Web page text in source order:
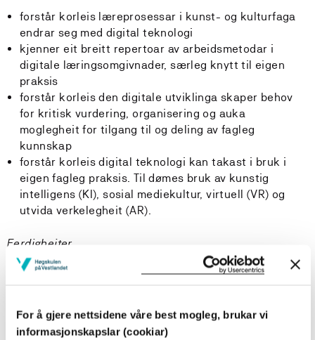
For å gjere nettsidene våre best mogleg, brukar vi
informasjonskapslar (cookiar)
forstår korleis læreprosessar i kunst- og kulturfaga
endrar seg med digital teknologi
kjenner eit breitt repertoar av arbeidsmetodar i
digitale læringsomgivnader, særleg knytt til eigen
praksis
forstår korleis den digitale utviklinga skaper behov
for kritisk vurdering, organisering og auka
moglegheit for tilgang til og deling av fagleg
kunnskap
forstår korleis digital teknologi kan takast i bruk i
eigen fagleg praksis. Til dømes bruk av kunstig
intelligens (KI), sosial mediekultur, virtuell (VR) og
utvida verkelegheit (AR).
Ferdigheiter
Studenten
kan finne, vurdere og integrere digitale
læringsressursar ut frå pedagogiske og fagdidaktiske